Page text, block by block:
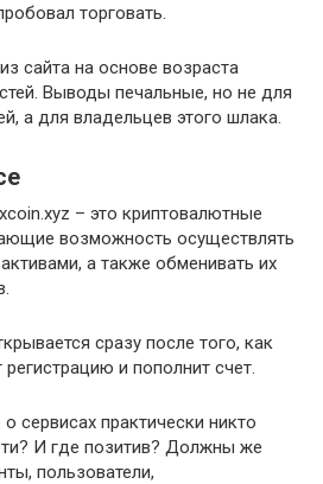
торговать.
сайта на основе возраста
Выводы печальные, но не для
а для владельцев этого шлака.
– это криптовалютные
возможность осуществлять
а также обменивать их
сразу после того, как
и пополнит счет.
сервисах практически никто
И где позитив? Должны же
пользователи,